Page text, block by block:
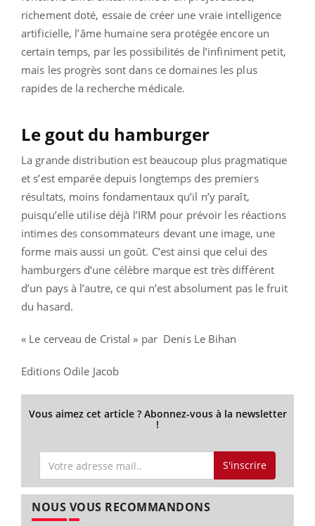
richement doté, essaie de créer une vraie intelligence
artificielle, l’âme humaine sera protégée encore un
certain temps, par les possibilités de l’infiniment petit,
mais les progrès sont dans ce domaines les plus
rapides de la recherche médicale.
Le gout du hamburger
La grande distribution est beaucoup plus pragmatique
et s’est emparée depuis longtemps des premiers
résultats, moins fondamentaux qu’il n’y paraît,
puisqu’elle utilise déjà l’IRM pour prévoir les réactions
intimes des consommateurs devant une image, une
forme mais aussi un goût. C’est ainsi que celui des
hamburgers d’une célèbre marque est très différent
d’un pays à l’autre, ce qui n’est absolument pas le fruit
du hasard.
« Le cerveau de Cristal » par Denis Le Bihan
Editions Odile Jacob
Vous aimez cet article ? Abonnez-vous à la newsletter
!
S'inscrire
NOUS VOUS RECOMMANDONS